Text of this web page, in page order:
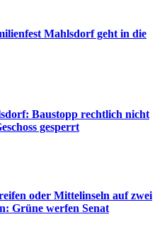
Mahlsdorf geht in die
Baustopp rechtlich nicht
gesperrt
oder Mittelinseln auf zwei
Grüne werfen Senat